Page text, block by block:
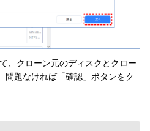
、クローン元のディスクとクロー
問題なければ「確認」ボタンをク